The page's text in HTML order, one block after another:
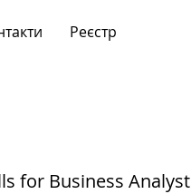
Реєстр
for Business Analyst